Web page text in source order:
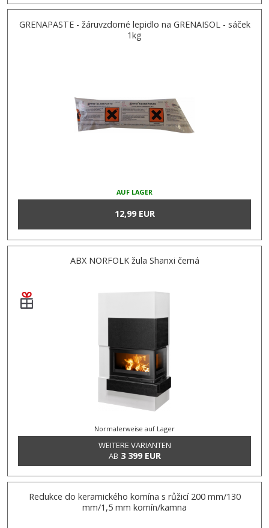
GRENAPASTE - žáruvzdorné lepidlo na GRENAISOL - sáček
1kg
AUF LAGER
12,99 EUR
ABX NORFOLK žula Shanxi černá
Normalerweise auf Lager
WEITERE VARIANTEN
AB 3 399 EUR
Redukce do keramického komína s růžicí 200 mm/130
mm/1,5 mm komín/kamna